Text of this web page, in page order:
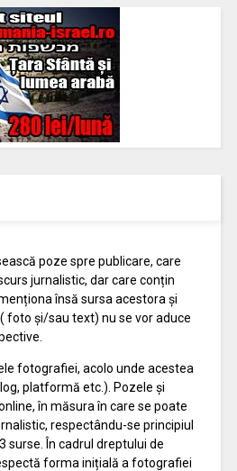
poze spre publicare, care
jurnalistic, dar care conțin
însă sursa acestora și
foto și/sau text) nu se vor aduce
fotografiei, acolo unde acestea
platformă etc.). Pozele și
în măsura în care se poate
respectându-se principiul
surse. În cadrul dreptului de
forma inițială a fotografiei